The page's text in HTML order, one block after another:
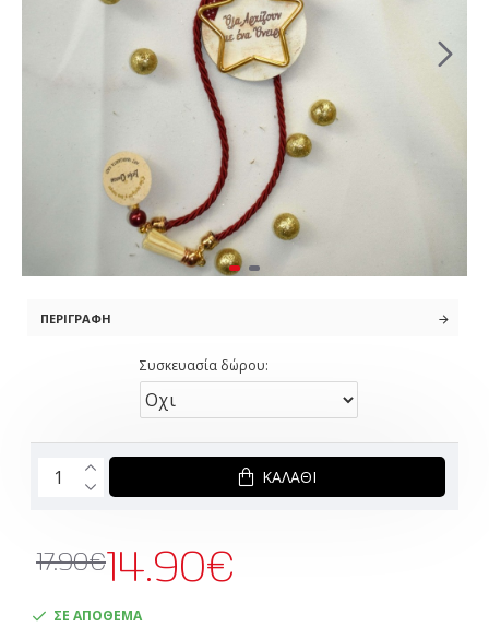
ΠΕΡΙΓΡΑΦΉ
ΣΕ ΑΠΟΘΕΜΑ
14.90€
17.90€
Συσκευασία δώρου:
ΚΑΛΆΘΙ